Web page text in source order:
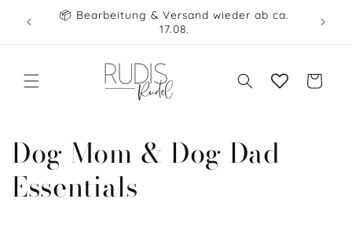
zum
📦 Bearbeitung & Versand wieder ab ca.
17.08.
🧡
Warenkorb
K
a
Dog Mom & Dog Dad
Essentials